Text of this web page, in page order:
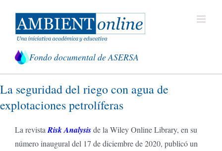
contenido
Fondo documental de ASERSA
La seguridad del riego con agua de
explotaciones petrolíferas
La revista Risk Analysisde la Wiley Online Library, en su
número inaugural del 17 de diciembre de 2020, publicó un